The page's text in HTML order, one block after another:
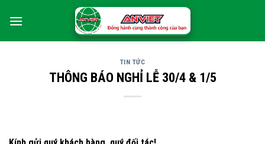
TIN TỨC
THÔNG BÁO NGHỈ LỄ 30/4 & 1/5